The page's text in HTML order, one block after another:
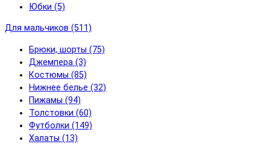
Юбки (5)
Для мальчиков (511)
Брюки, шорты (75)
Джемпера (3)
Костюмы (85)
Нижнее белье (32)
Пижамы (94)
Толстовки (60)
Футболки (149)
Халаты (13)